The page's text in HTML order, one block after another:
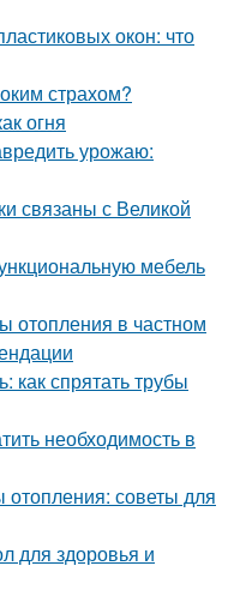
окон: что
страхом?
огня
урожаю:
связаны с Великой
мебель
отопления в частном
как спрятать трубы
необходимость в
отопления: советы для
для здоровья и